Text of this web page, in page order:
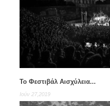
Το Φεστιβάλ Αισχύλεια...
Ιούν 27,2019